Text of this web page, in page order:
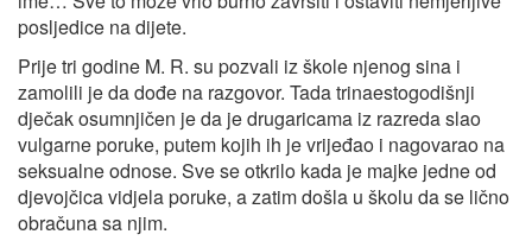
posljedice na dijete.
Prije tri godine M. R. su pozvali iz škole njenog sina i
zamolili je da dođe na razgovor. Tada trinaestogodišnji
dječak osumnjičen je da je drugaricama iz razreda slao
vulgarne poruke, putem kojih ih je vrijeđao i nagovarao na
seksualne odnose. Sve se otkrilo kada je majke jedne od
djevojčica vidjela poruke, a zatim došla u školu da se lično
obračuna sa njim.